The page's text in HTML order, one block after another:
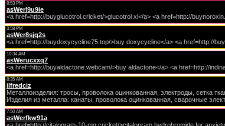
8:53 PM
asWerl9u9ie
<a href=http://buyglucotrol.cricket/>glucotrol xl</a> <a href=http://
3:58 PM
asWer8sjq2s
<a href=http://buydoxycycline75.top/>buy doxycycline</a> <a href=http://
10:34 AM
asWerucxxq7
<a href=http://buyaldactone.webcam/>buy aldactone</a> <a href=http://
8:35 AM
ilfredciz
Металлоизделия: тросы, проволока оцинкованная, электроды, сетка
Изделия из металла: канаты, проволока оцинкованная, сварочные
7:50 AM
asWerfkw91a